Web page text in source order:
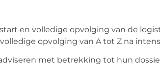
en volledige opvolging van de
opvolging van A tot Z na
met betrekking tot hun